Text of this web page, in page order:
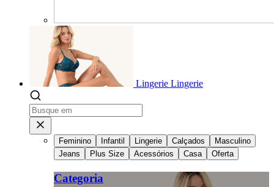
Lingerie Lingerie
Feminino Infantil Lingerie Calçados
Masculino
Jeans
Plus Size Acessórios Casa Oferta
Categoria